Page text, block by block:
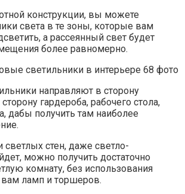
конструкции, вы можете
света в те зоны, которые вам
а рассеянный свет будет
более равномерно.
направляют в сторону
гардероба, рабочего стола,
дабы получить там наиболее
светлых стен, даже светло-
можно получить достаточно
комнату, без использования
ламп и торшеров.